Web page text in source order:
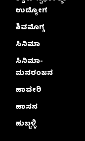
ಉದ್ಯೋಗ
ಶಿವಮೊಗ್ಗ
ಸಿನಿಮಾ
ಸಿನಿಮಾ-
ಮನರಂಜನೆ
ಹಾವೇರಿ
ಹಾಸನ
ಹುಬ್ಬಳ್ಳಿ